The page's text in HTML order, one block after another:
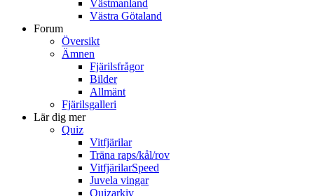
Västmanland
Västra Götaland
Forum
Översikt
Ämnen
Fjärilsfrågor
Bilder
Allmänt
Fjärilsgalleri
Lär dig mer
Quiz
Vitfjärilar
Träna raps/kål/rov
VitfjärilarSpeed
Juvela vingar
Quizarkiv